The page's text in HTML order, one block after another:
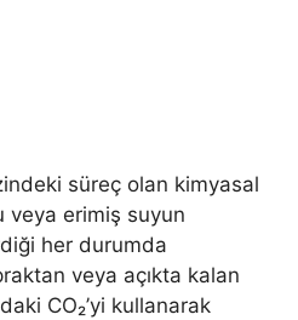
süreç olan kimyasal
veya erimiş suyun
her durumda
veya açıkta kalan
CO₂’yi kullanarak